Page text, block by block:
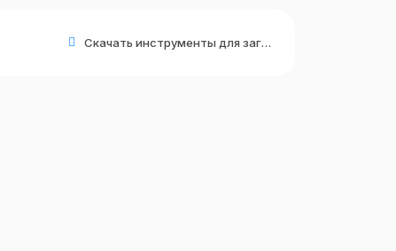
Скачать инструменты для загрузочных носителей